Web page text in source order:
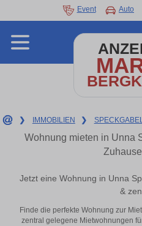
Event Auto
❯ IMMOBILIEN ❯
Wohnung mieten in Unna
Jetzt eine Wohnung in Unna
&
Finde die perfekte Wohnung zur
zentral gelegene Mietwohnungen